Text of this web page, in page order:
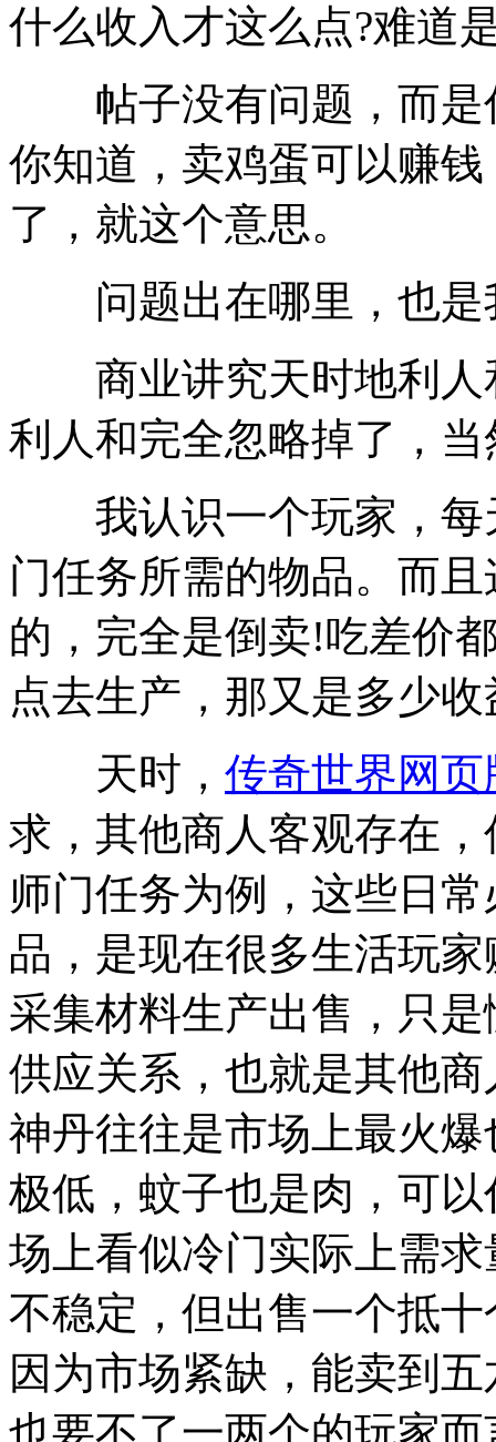
什么收入才这么点?难道
帖子没有问题，而是
你知道，卖鸡蛋可以赚
了，就这个意思。
问题出在哪里，也是
商业讲究天时地利人
利人和完全忽略掉了，
我认识一个玩家，每
门任务所需的物品。而
的，完全是倒卖!吃差价
点去生产，那又是多少收
天时， 传奇世界网页
求，其他商人客观存在
师门任务为例，这些日
品，是现在很多生活玩
采集材料生产出售，只
供应关系，也就是其他
神丹往往是市场上最火
极低，蚊子也是肉，可
场上看似冷门实际上需
不稳定，但出售一个抵
因为市场紧缺，能卖到
也要不了一两个的玩家